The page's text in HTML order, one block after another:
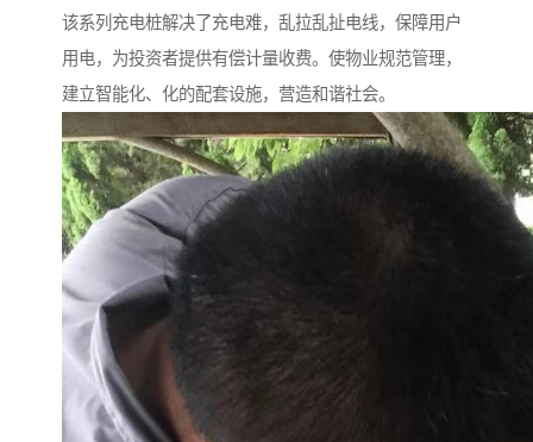
该系列充电桩解决了充电难，乱拉乱扯电线，保障用户
用电，为投资者提供有偿计量收费。使物业规范管理，
建立智能化、化的配套设施，营造和谐社会。